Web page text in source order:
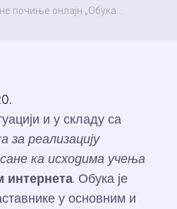
почиње онлајн „Обука…
и у складу са
за реализацију
ка исходима учења
интернета. Обука је
у основним и